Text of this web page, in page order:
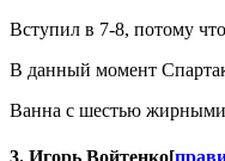
Вступил в 7-8, потому
В данный момент
Ванна с шестью
3. Игорь Войтенко[